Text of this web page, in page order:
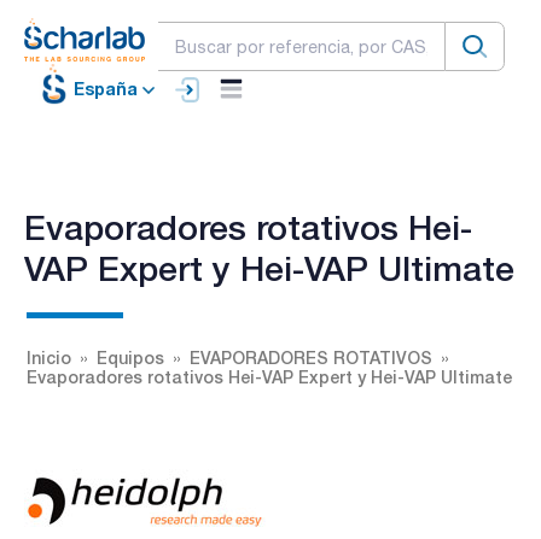
España
Evaporadores rotativos Hei-
VAP Expert y Hei-VAP Ultimate
Inicio Equipos
EVAPORADORES ROTATIVOS
Evaporadores rotativos Hei-VAP Expert y Hei-VAP Ultimate